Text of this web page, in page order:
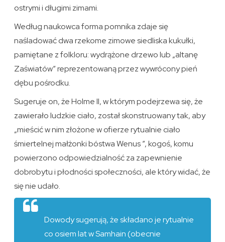
ostrymi i długimi zimami.
Według naukowca forma pomnika zdaje się
naśladować dwa rzekome zimowe siedliska kukułki,
pamiętane z folkloru: wydrążone drzewo lub „altanę
Zaświatów” reprezentowaną przez wywrócony pień
dębu pośrodku.
Sugeruje on, że Holme II, w którym podejrzewa się, że
zawierało ludzkie ciało, został skonstruowany tak, aby
„mieścić w nim złożone w ofierze rytualnie ciało
śmiertelnej małżonki bóstwa Wenus ”, kogoś, komu
powierzono odpowiedzialność za zapewnienie
dobrobytu i płodności społeczności, ale który widać, że
się nie udało.
Dowody sugerują, że składano je rytualnie
co osiem lat w Samhain (obecnie